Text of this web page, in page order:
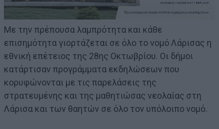
Με την πρέπουσα λαμπρότητα και κάθε
επισημότητα γιορτάζεται σε όλο το νομό Λάρισας η
εθνική επέτειος της 28ης Οκτωβρίου. Οι δήμοι
κατάρτισαν προγράμματα εκδηλώσεων που
κορυφώνονται με τις παρελάσεις της
στρατευμένης και της μαθητιώσας νεολαίας στη
Λάρισα και των θαητών σε όλο τον υπόλοιπο νομό.